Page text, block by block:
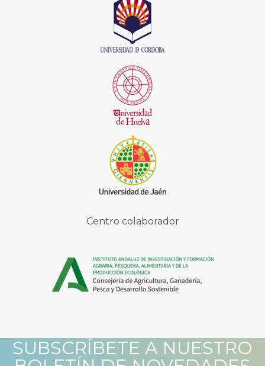
Centro colaborador
SUBSCRÍBETE A NUESTRO